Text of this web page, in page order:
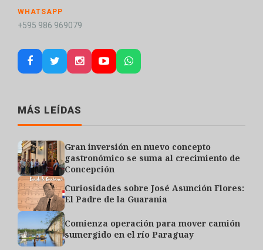
WHATSAPP
+595 986 969079
MÁS LEÍDAS
Gran inversión en nuevo concepto
gastronómico se suma al crecimiento de
Concepción
Curiosidades sobre José Asunción Flores:
El Padre de la Guarania
Comienza operación para mover camión
sumergido en el río Paraguay